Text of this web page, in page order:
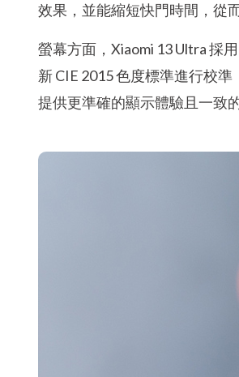
效果，並能縮短快門時間，從
螢幕方面，Xiaomi 13 Ultra 採
新 CIE 2015 色度標準進行校
提供更準確的顯示體驗且一致